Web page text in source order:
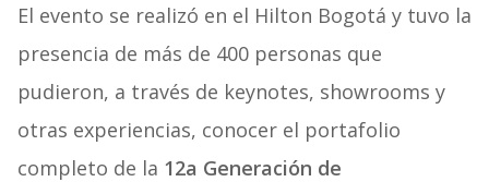
El evento se realizó en el Hilton Bogotá y tuvo la
presencia de más de 400 personas que
pudieron, a través de keynotes, showrooms y
otras experiencias, conocer el portafolio
completo de la 12a Generación de